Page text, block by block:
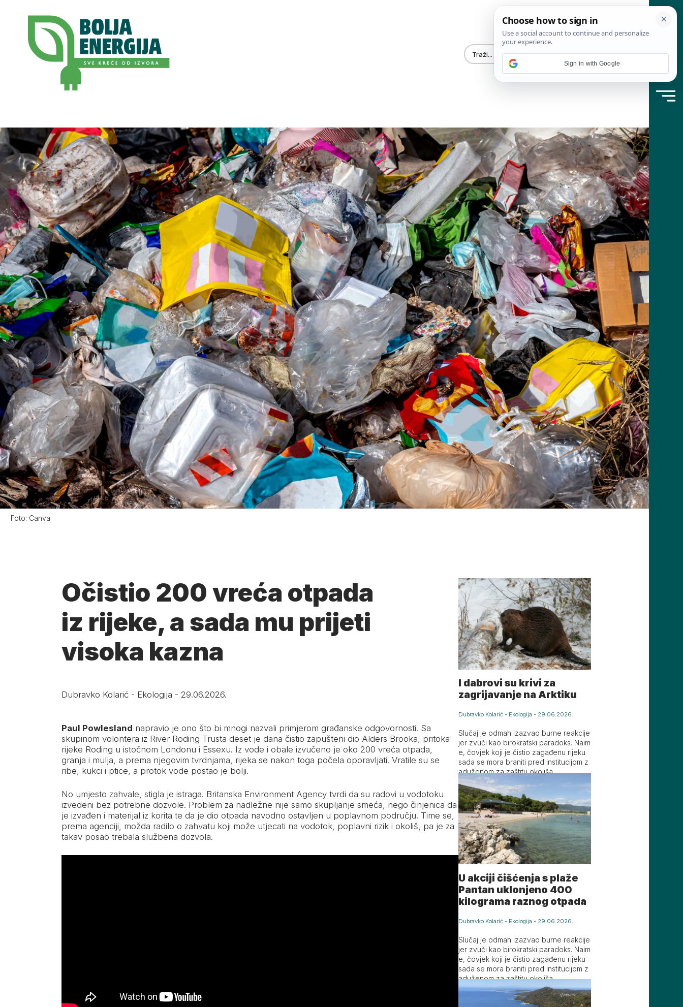
Foto: Canva
Očistio 200 vreća otpada
iz rijeke, a sada mu prijeti
visoka kazna
Dubravko Kolarić - Ekologija - 29.06.2026.
Paul Powlesland napravio je ono što bi mnogi nazvali primjerom građanske odgovornosti. Sa
skupinom volontera iz River Roding Trusta deset je dana čistio zapušteni dio Alders Brooka, pritoka
rijeke Roding u istočnom Londonu i Essexu. Iz vode i obale izvučeno je oko 200 vreća otpada,
granja i mulja, a prema njegovim tvrdnjama, rijeka se nakon toga počela oporavljati. Vratile su se
ribe, kukci i ptice, a protok vode postao je bolji.
No umjesto zahvale, stigla je istraga. Britanska Environment Agency tvrdi da su radovi u vodotoku
izvedeni bez potrebne dozvole. Problem za nadležne nije samo skupljanje smeća, nego činjenica da
je izvađen i materijal iz korita te da je dio otpada navodno ostavljen u poplavnom području. Time se,
prema agenciji, možda radilo o zahvatu koji može utjecati na vodotok, poplavni rizik i okoliš, pa je za
takav posao trebala službena dozvola.
I dabrovi su krivi za
zagrijavanje na Arktiku
Dubravko Kolarić - Ekologija - 29.06.2026.
Slučaj je odmah izazvao burne reakcije
jer zvuči kao birokratski paradoks. Naim
e, čovjek koji je čistio zagađenu rijeku
sada se mora braniti pred institucijom z
aduženom za zaštitu okoliša
U akciji čišćenja s plaže
Pantan uklonjeno 400
kilograma raznog otpada
Dubravko Kolarić - Ekologija - 29.06.2026.
Slučaj je odmah izazvao burne reakcije
jer zvuči kao birokratski paradoks. Naim
e, čovjek koji je čistio zagađenu rijeku
sada se mora braniti pred institucijom z
aduženom za zaštitu okoliša
Sign in with Google